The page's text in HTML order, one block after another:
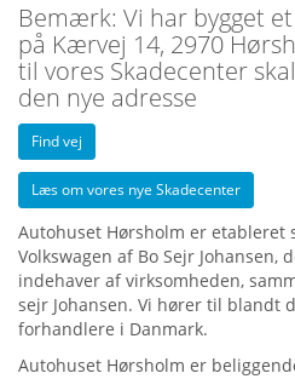
Bemærk: Vi har bygget
på Kærvej 14, 2970
til vores Skadecenter
den nye adresse
Find vej
Læs om vores nye Skadecenter
Autohuset Hørsholm er etableret
Volkswagen af Bo Sejr Johansen,
indehaver af virksomheden,
sejr Johansen. Vi hører til blandt
forhandlere i Danmark.
Autohuset Hørsholm er